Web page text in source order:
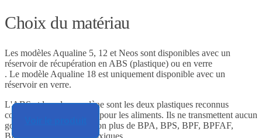
Choix du matériau
Les modèles Aqualine 5, 12 et Neos sont disponibles avec un
réservoir de récupération en ABS (plastique) ou en verre
. Le modèle Aqualine 18 est uniquement disponible avec un
réservoir en verre.
L'ABS et le polypropylène sont les deux plastiques reconnus
comme étant sans danger pour les aliments. Ils ne transmettent aucun
goût. Ils ne libèrent pas non plus de BPA, BPS, BPF, BPFAF,
BPAP ni de substances toxiques.